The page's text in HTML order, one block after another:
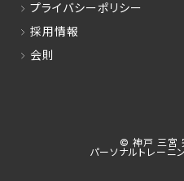
プライバシーポリシー
採用情報
会則
© 神戸 三宮
パーソナルトレーニ